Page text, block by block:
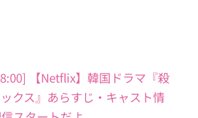
【Netflix】韓国ドラマ『殺
クス』あらすじ・キャスト情